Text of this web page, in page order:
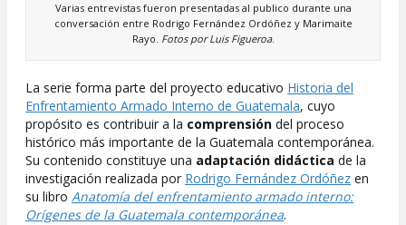
Varias entrevistas fueron presentadas al publico durante una
conversación entre Rodrigo Fernández Ordóñez y Marimaite
Rayo. Fotos por Luis Figueroa.
La serie forma parte del proyecto educativo Historia del
Enfrentamiento Armado Interno de Guatemala, cuyo
propósito es contribuir a la comprensión del proceso
histórico más importante de la Guatemala contemporánea.
Su contenido constituye una adaptación didáctica de la
investigación realizada por Rodrigo Fernández Ordóñez en
su libro Anatomía del enfrentamiento armado interno:
Orígenes de la Guatemala contemporánea.